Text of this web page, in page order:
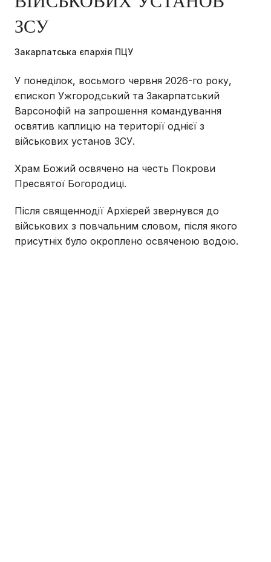
ЗСУ
Закарпатська єпархія ПЦУ
У понеділок, восьмого червня 2026-го року,
єпископ Ужгородський та Закарпатський
Варсонофій на запрошення командування
освятив каплицю на території однієї з
військових установ ЗСУ.
Храм Божий освячено на честь Покрови
Пресвятої Богородиці.
Після священнодії Архієрей звернувся до
військових з повчальним словом, після якого
присутніх було окроплено освяченою водою.